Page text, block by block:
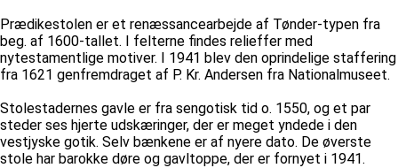
Prædikestolen er et renæssancearbejde af Tønder-typen fra
beg. af 1600-tallet. I felterne findes relieffer med
nytestamentlige motiver. I 1941 blev den oprindelige staffering
fra 1621 genfremdraget af P. Kr. Andersen fra Nationalmuseet.
Stolestadernes gavle er fra sengotisk tid o. 1550, og et par
steder ses hjerte udskæringer, der er meget yndede i den
vestjyske gotik. Selv bænkene er af nyere dato. De øverste
stole har barokke døre og gavltoppe, der er fornyet i 1941.